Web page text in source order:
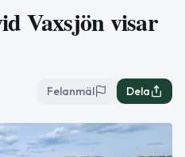
Vaxsjön visar
Felanmäl Dela